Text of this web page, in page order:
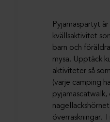
Pyjamaspartyt
kvällsaktivitet
barn och
mysa. Upptäck
aktiviteter så
(varje camping
pyjamascatwalk,
överraskningar.